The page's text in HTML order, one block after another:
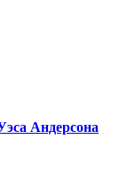
Андерсона